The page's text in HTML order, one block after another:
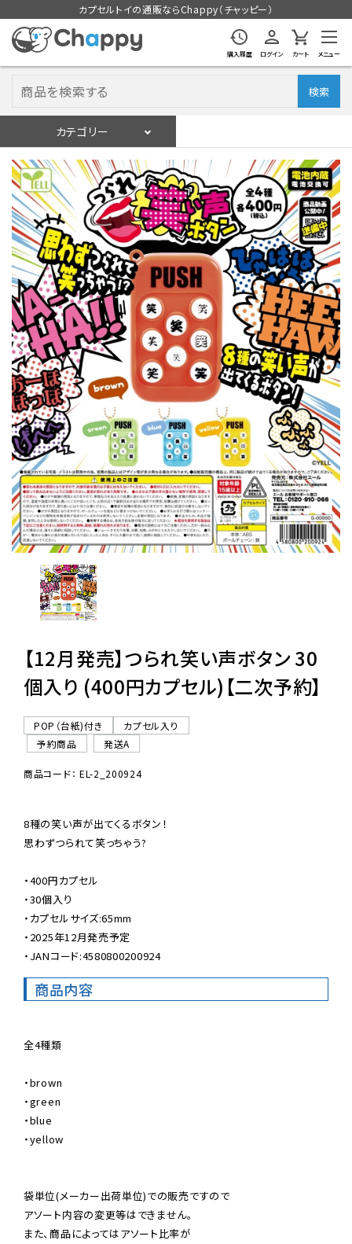
カプセルトイの通販ならChappy（チャッピー）
購入履歴 ログイン カート メニュー
検索
カテゴリー
ログイン 会員登録
入荷スケジュールをチェック
カプセルトイマシン本体
カプセルトイ
販促用空カプセル
レンタル
景品・玩具・文具
販促用カプセルトイ
よくあるご質問
06-6282-7659
【12月発売】つられ笑い声ボタン 30
個入り (400円カプセル)【二次予約】
POP（台紙)付き
カプセル入り
予約商品
発送A
商品コード： EL-2_200924
8種の笑い声が出てくるボタン！
思わずつられて笑っちゃう?
・400円カプセル
・30個入り
・カプセルサイズ:65mm
・2025年12月発売予定
・JANコード:4580800200924
商品内容
全4種類
・brown
・green
・blue
・yellow
袋単位(メーカー出荷単位)での販売ですので
アソート内容の変更等はできません。
また、商品によってはアソート比率が